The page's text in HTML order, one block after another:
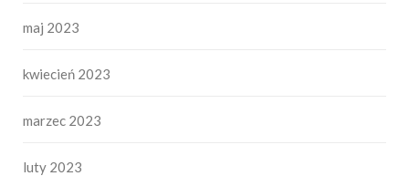
maj 2023
kwiecień 2023
marzec 2023
luty 2023